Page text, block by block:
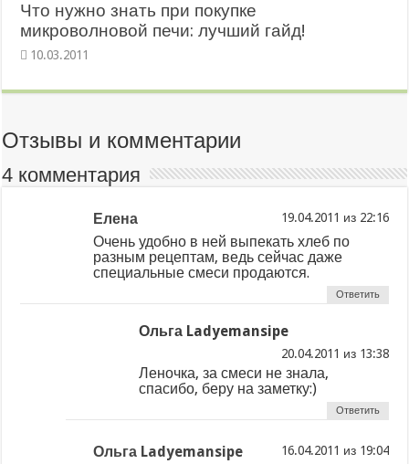
Что нужно знать при покупке
микроволновой печи: лучший гайд!
10.03.2011
Отзывы и комментарии
4 комментария
Елена из
Очень удобно в ней выпекать хлеб по
разным рецептам, ведь сейчас даже
специальные смеси продаются.
Ответить
Ольга Ladyemansipe
из
Леночка, за смеси не знала,
спасибо, беру на заметку:)
Ответить
Ольга Ladyemansipe из